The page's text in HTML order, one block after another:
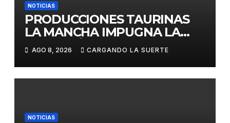
NOTICIAS
PRODUCCIONES TAURINAS
LA MANCHA IMPUGNA LA
LICITACIÓN DE LA CORRIDA
DE DAIMIEL AL CONSIDERAR
VULNERADA LA LIBRE
COMPETENCIA
AGO 8, 2026 CARGANDO LA SUERTE
NOTICIAS